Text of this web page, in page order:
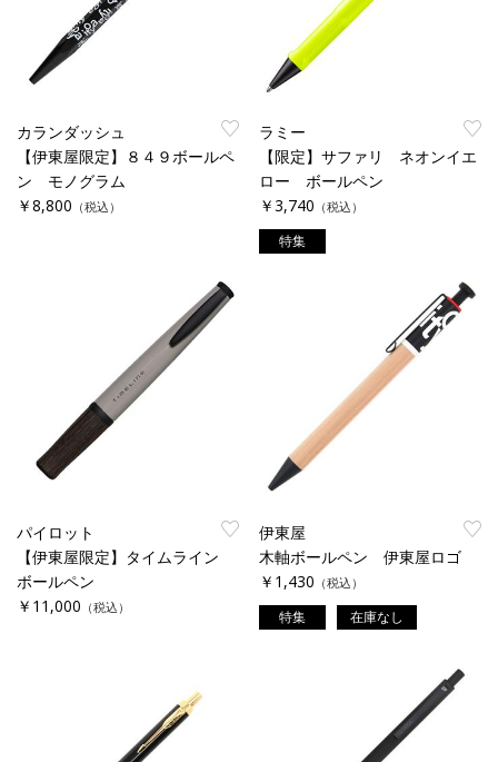
カランダッシュ
【伊東屋限定】８４９ボールペ
ン モノグラム
￥8,800 （税込）
ラミー
【限定】サファリ ネオンイエ
ロー ボールペン
￥3,740 （税込）
特集
パイロット
【伊東屋限定】タイムライン
ボールペン
￥11,000 （税込）
伊東屋
木軸ボールペン 伊東屋ロゴ
￥1,430 （税込）
特集 在庫なし